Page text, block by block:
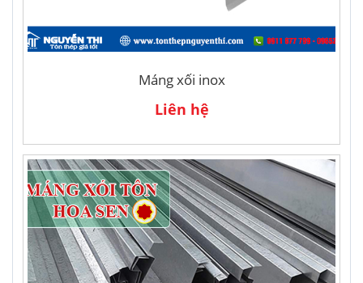
Máng xối inox
Liên hệ